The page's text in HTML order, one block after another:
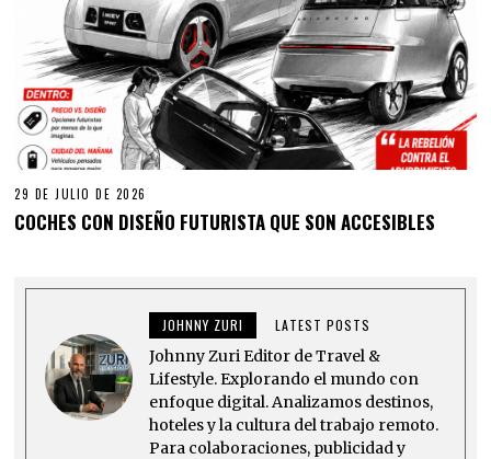
29 DE JULIO DE 2026
COCHES CON DISEÑO FUTURISTA QUE SON ACCESIBLES
JOHNNY ZURI LATEST POSTS
Johnny Zuri Editor de Travel &
Lifestyle. Explorando el mundo con
enfoque digital. Analizamos destinos,
hoteles y la cultura del trabajo remoto.
Para colaboraciones, publicidad y